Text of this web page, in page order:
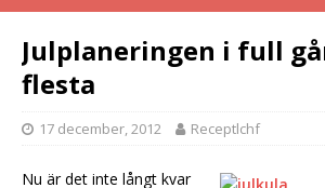
Julplaneringen i full
flesta
17 december, 2012 Receptlchf
Nu är det inte långt kvar